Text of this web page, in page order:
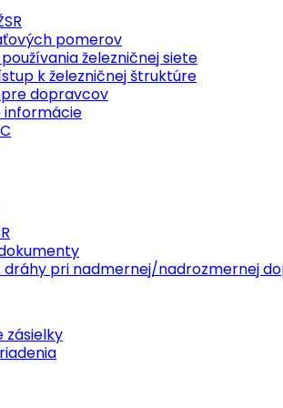
pomerov
železničnej siete
k železničnej štruktúre
dopravcov
informácie
dráhy pri nadmernej/nadrozmernej
zásielky